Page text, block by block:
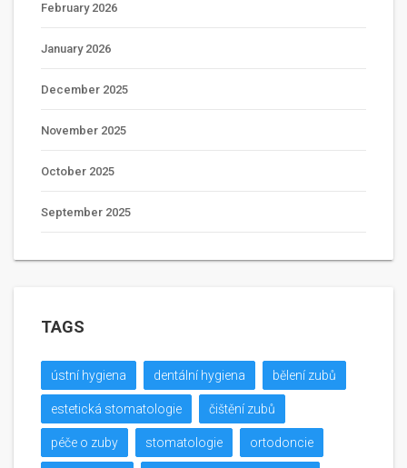
February 2026
January 2026
December 2025
November 2025
October 2025
September 2025
TAGS
ústní hygiena dentální hygiena bělení zubů
estetická stomatologie čištění zubů
péče o zuby stomatologie ortodoncie